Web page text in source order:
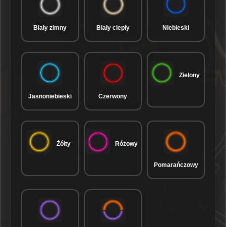
Biały zimny Biały ciepły Niebieski
Jasnoniebieski Czerwony
Zielony
Żółty Różowy
Pomarańczowy